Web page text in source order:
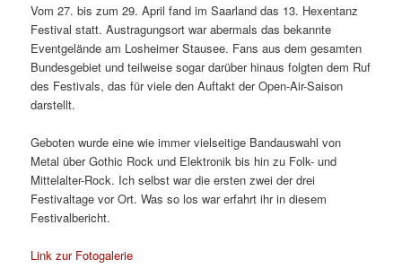
Vom 27. bis zum 29. April fand im Saarland das 13. Hexentanz
Festival statt. Austragungsort war abermals das bekannte
Eventgelände am Losheimer Stausee. Fans aus dem gesamten
Bundesgebiet und teilweise sogar darüber hinaus folgten dem Ruf
des Festivals, das für viele den Auftakt der Open-Air-Saison
darstellt.
Geboten wurde eine wie immer vielseitige Bandauswahl von
Metal über Gothic Rock und Elektronik bis hin zu Folk- und
Mittelalter-Rock. Ich selbst war die ersten zwei der drei
Festivaltage vor Ort. Was so los war erfahrt ihr in diesem
Festivalbericht.
Link zur Fotogalerie